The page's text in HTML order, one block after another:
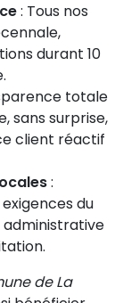
: Tous nos
durant 10
totale
sans surprise,
client réactif
:
du
de La